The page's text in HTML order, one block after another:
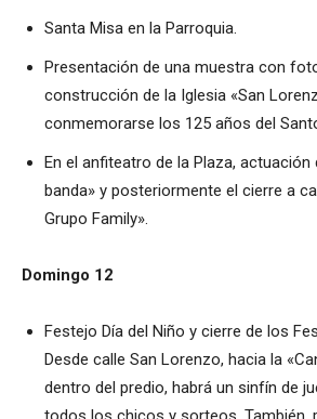
Santa Misa en la Parroquia.
Presentación de una muestra con
construcción de la Iglesia «San
conmemorarse los 125 años del
En el anfiteatro de la Plaza, actuación
banda» y posteriormente el cierre a
Grupo Family».
Domingo 12
Festejo Día del Niño y cierre de los
Desde calle San Lorenzo, hacia la
dentro del predio, habrá un sinfín de